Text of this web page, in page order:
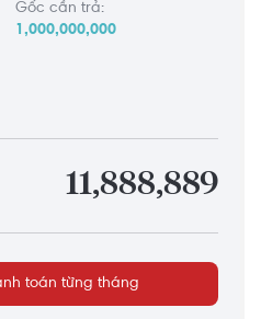
Gốc cần trả:
1,000,000,000
11,888,889
toán từng tháng